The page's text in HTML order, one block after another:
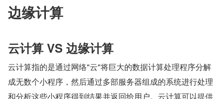
边缘计算
云计算 VS 边缘计算
云计算指的是通过网络"云"将巨大的数据计算处理程序分解
成无数个小程序，然后通过多部服务器组成的系统进行处理
和分析这些小程序得到结果并返回给用户。云计算可以提供